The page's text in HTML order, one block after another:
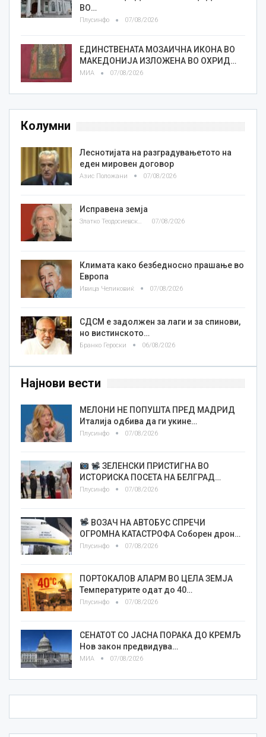
ВО…
Плусинфо 07/08/2026
ЕДИНСТВЕНАТА МОЗАИЧНА ИКОНА ВО
МАКЕДОНИЈА ИЗЛОЖЕНА ВО ОХРИД…
МИА 07/08/2026
Колумни
Леснотијата на разградувањетото на
еден мировен договор
Азис Положани 07/08/2026
Исправена земја
Златко Теодосиевски 07/08/2026
Климата како безбедносно прашање во
Европа
Ивица Челиковиќ 07/08/2026
СДСМ е задолжен за лаги и за спинови,
но вистинското…
Бранко Героски 06/08/2026
Најнови вести
МЕЛОНИ НЕ ПОПУШТА ПРЕД МАДРИД
Италија одбива да ги укине…
Плусинфо 07/08/2026
ЗЕЛЕНСКИ ПРИСТИГНА ВО
ИСТОРИСКА ПОСЕТА НА БЕЛГРАД…
Плусинфо 07/08/2026
ВОЗАЧ НА АВТОБУС СПРЕЧИ
ОГРОМНА КАТАСТРОФА Соборен дрон…
Плусинфо 07/08/2026
ПОРТОКАЛОВ АЛАРМ ВО ЦЕЛА ЗЕМЈА
Температурите одат до 40…
Плусинфо 07/08/2026
СЕНАТОТ СО ЈАСНА ПОРАКА ДО КРЕМЉ
Нов закон предвидува…
МИА 07/08/2026